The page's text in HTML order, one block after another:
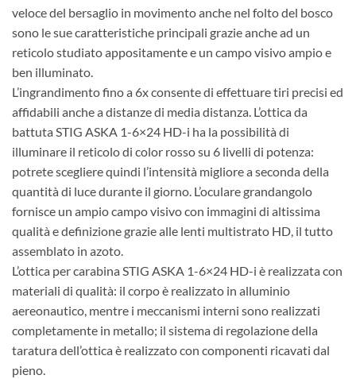
veloce del bersaglio in movimento anche nel folto del bosco
sono le sue caratteristiche principali grazie anche ad un
reticolo studiato appositamente e un campo visivo ampio e
ben illuminato.
L’ingrandimento fino a 6x consente di effettuare tiri precisi ed
affidabili anche a distanze di media distanza. L’ottica da
battuta STIG ASKA 1-6×24 HD-i ha la possibilità di
illuminare il reticolo di color rosso su 6 livelli di potenza:
potrete scegliere quindi l’intensità migliore a seconda della
quantità di luce durante il giorno. L’oculare grandangolo
fornisce un ampio campo visivo con immagini di altissima
qualità e definizione grazie alle lenti multistrato HD, il tutto
assemblato in azoto.
L’ottica per carabina STIG ASKA 1-6×24 HD-i è realizzata con
materiali di qualità: il corpo è realizzato in alluminio
aereonautico, mentre i meccanismi interni sono realizzati
completamente in metallo; il sistema di regolazione della
taratura dell’ottica è realizzato con componenti ricavati dal
pieno.